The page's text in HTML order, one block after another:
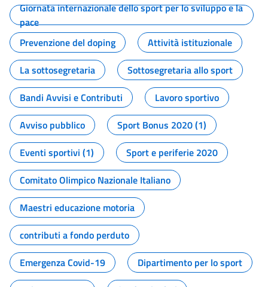
Giornata internazionale dello sport per lo sviluppo e la
pace
Prevenzione del doping
Attività istituzionale
La sottosegretaria
Sottosegretaria allo sport
Bandi Avvisi e Contributi
Lavoro sportivo
Avviso pubblico
Sport Bonus 2020 (1)
Eventi sportivi (1)
Sport e periferie 2020
Comitato Olimpico Nazionale Italiano
Maestri educazione motoria
contributi a fondo perduto
Emergenza Covid-19
Dipartimento per lo sport